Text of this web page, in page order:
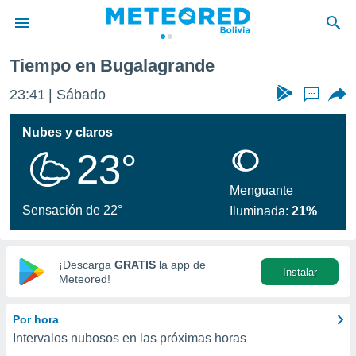
de
ha
calidad.
a este
las
y
digital
basada
Tiempo en Bugalagrande
23:41 Sábado ...
Nubes y claros
23°
Sensación de 22°
Menguante
Iluminada:21%
¡Descarga GRATIS la app de
Meteored!
Instalar
Por hora
Intervalos nubosos en las próximas horas